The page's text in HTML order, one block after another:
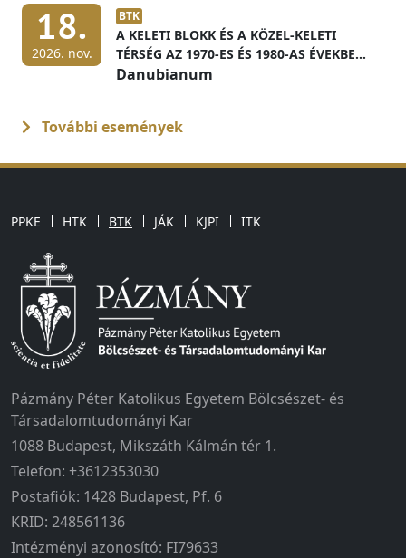
18.
2026. nov.
BTK
A KELETI BLOKK ÉS A KÖZEL-KELETI
TÉRSÉG AZ 1970-ES ÉS 1980-AS ÉVEKBEN
MAGYAR LEVÉLTÁRI FORRÁSOK
Danubianum
További események
PPKE HTK BTK JÁK KJPI ITK
Pázmány Péter Katolikus Egyetem Bölcsészet- és
Társadalomtudományi Kar
1088 Budapest, Mikszáth Kálmán tér 1.
Telefon: +3612353030
Postafiók: 1428 Budapest, Pf. 6
KRID: 248561136
Intézményi azonosító: FI79633